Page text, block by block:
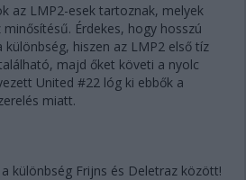
az LMP2-esek tartoznak, melyek
Érdekes, hogy hosszú
hiszen az LMP2 első tíz
majd őket követi a nyolc
United #22 lóg ki ebbők a
miatt.
különbség Frijns és Deletraz között!